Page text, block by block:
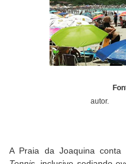
autor.
A Praia da Joaquina